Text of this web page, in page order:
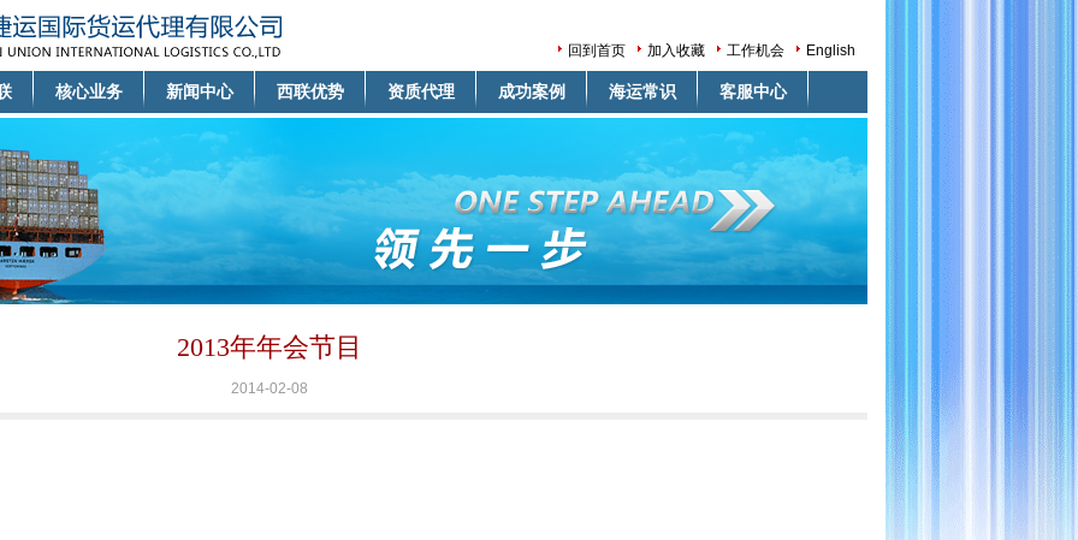
回到首页 加入收藏 工作机会 English
核心业务 新闻中心 西联优势 资质代理 成功案例 海运常识 客服中心
2013年年会节目
2014-02-08